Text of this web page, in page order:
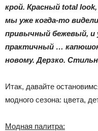
крой. Красный total look
мы уже когда-то
привычный бежевый, и
практичный …
новому. Дерзко.
Итак, давайте
модного сезона: цвета,
Модная палитра: